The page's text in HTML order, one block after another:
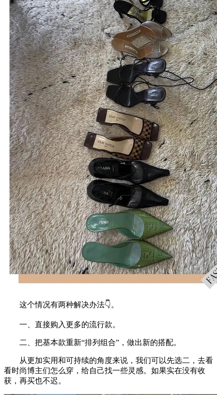
这个情况有两种解决办法👇。
一、直接购入更多的流行款。
二、把基本款重新“排列组合”，做出新的搭配。
从更加实用和可持续的角度来说，我们可以先选二，去看
看时尚博主们怎么穿，给自己找一些灵感。如果实在没有收
获，再买也不迟。